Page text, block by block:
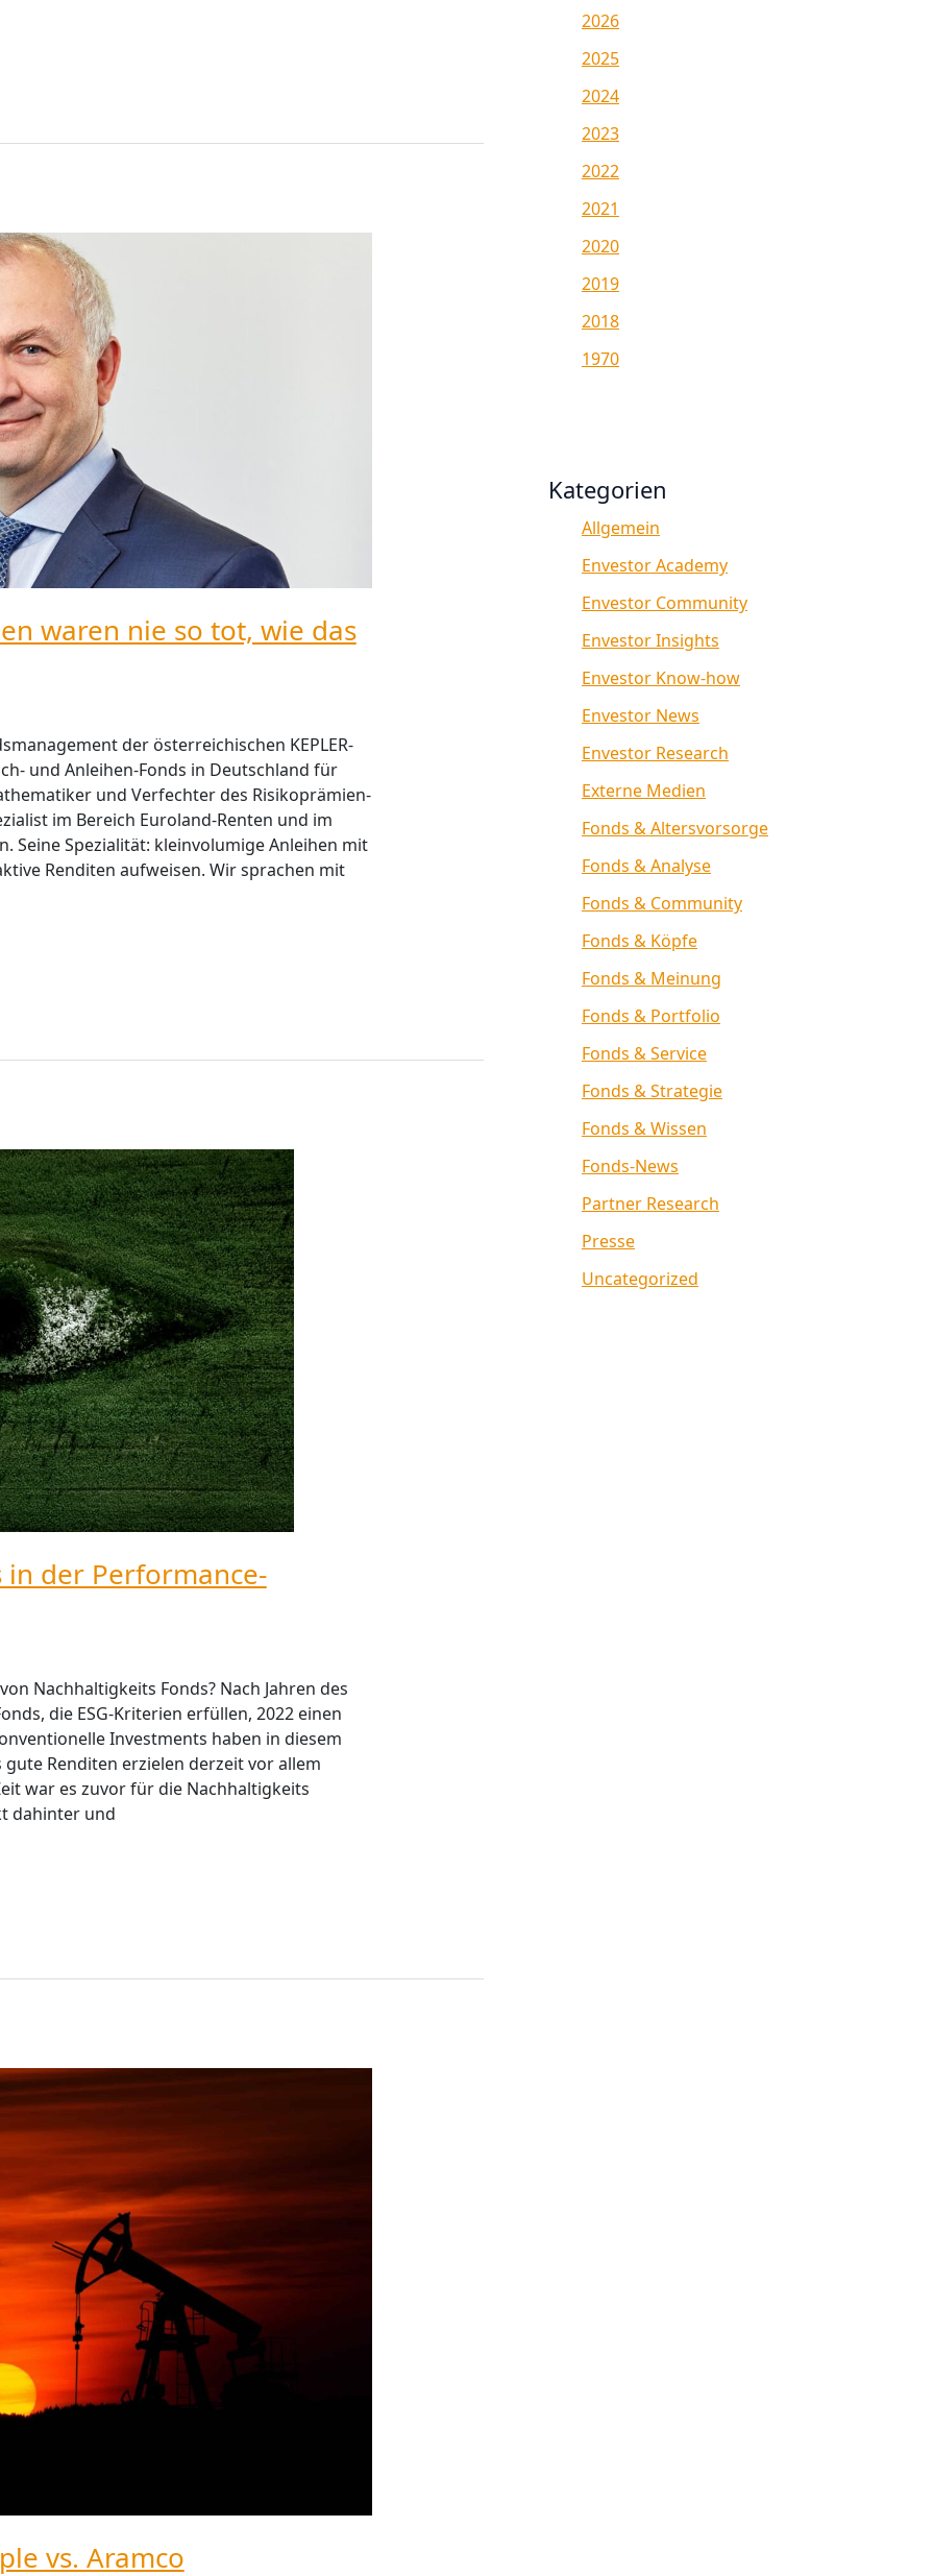
waren nie so tot, wie das
der österreichischen KEPLER-
und Anleihen-Fonds in Deutschland für
und Verfechter des Risikoprämien-
im Bereich Euroland-Renten und im
Seine Spezialität: kleinvolumige Anleihen mit
Renditen aufweisen. Wir sprachen mit
der Performance-
Nachhaltigkeits Fonds? Nach Jahren des
die ESG-Kriterien erfüllen, 2022 einen
Investments haben in diesem
Renditen erzielen derzeit vor allem
war es zuvor für die Nachhaltigkeits
dahinter und
vs. Aramco
2026
2025
2024
2023
2022
2021
2020
2019
2018
1970
Kategorien
Allgemein
Envestor Academy
Envestor Community
Envestor Insights
Envestor Know-how
Envestor News
Envestor Research
Externe Medien
Fonds & Altersvorsorge
Fonds & Analyse
Fonds & Community
Fonds & Köpfe
Fonds & Meinung
Fonds & Portfolio
Fonds & Service
Fonds & Strategie
Fonds & Wissen
Fonds-News
Partner Research
Presse
Uncategorized